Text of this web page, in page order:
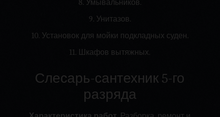
8. Умывальников.
9. Унитазов.
10. Установок для мойки подкладных суден.
11. Шкафов вытяжных.
Слесарь-сантехник 5-го
разряда